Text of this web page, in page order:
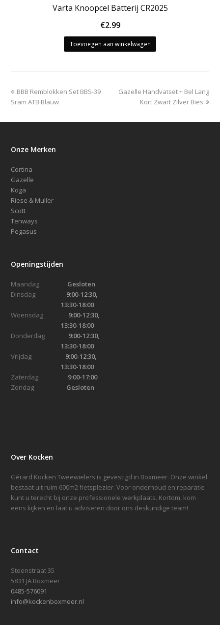
Varta Knoopcel Batterij CR2025
€2.99
Toevoegen aan winkelwagen
previous
post:
BBB Remblokken Set BBS-39
Sram ATB Blauw
next
Gazelle Handvatset + Bel Lang
Kort Zwart Zilver Bies
Onze Merken
Cortina
Gazelle
Koga
Riese & Muller
Scott
Tenways
Pegasus
Openingstijden
Maandag Gesloten
Dinsdag 9:00-12:30,
13:30-18:00
Woensdag
9:00-12:30,
13:30-18:00
Donderdag 9:00-12:30,
13:30-18:00
Vrijdag 9:00-12:30,
13:30-18:00
Zaterdag 9:00-17:00
Zondag Gesloten
Over Kocken
Gérard Kocken Tweewielers is gevestigd in Boxmeer. Onze winkel
bestaat uit ruim 600m2 fietsplezier. Voor onderhoud en reparatie
kunt u terecht bij onze professionele werkplaats. Kortom, kom
eens kijken en laat u adviseren door ons deskundige team!
Contact
Steenstraat 35
5831 JA Boxmeer
0485-576091
info@kockenboxmeer.nl